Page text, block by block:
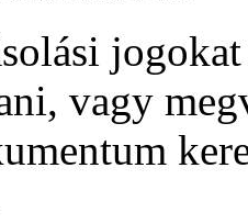
vagy